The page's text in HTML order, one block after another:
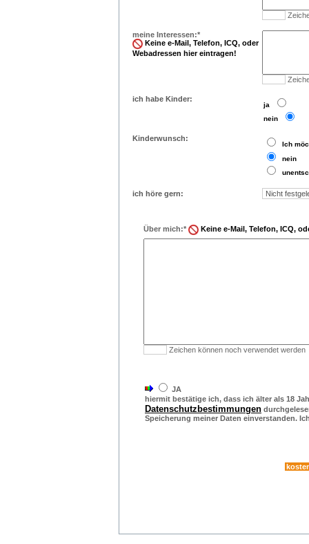
meine Interessen:*
Keine e-Mail, Telefon, ICQ, oder
Webadressen hier eintragen!
ich habe Kinder:
ja
nein..
Kinderwunsch:
Ich
nein
ich höre gern:
Über mich:* Keine e-Mail, Telefon, ICQ,
Zeichen können noch verwendet werden
JA
hiermit bestätige ich, dass ich älter als 18
Datenschutzbestimmungen
Speicherung meiner Daten einverstanden.